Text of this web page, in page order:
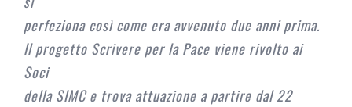
perfeziona così come era avvenuto due anni prima.
Il progetto Scrivere per la Pace viene rivolto ai
Soci
della SIMC e trova attuazione a partire dal 22